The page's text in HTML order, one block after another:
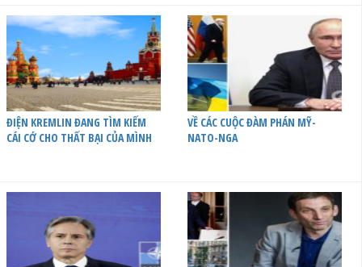
ĐIỆN KREMLIN ĐANG TÌM KIẾM
CÁI CỚ CHO THẤT BẠI CỦA MÌNH
VỀ CÁC CUỘC ĐÀM PHÁN MỸ-
NATO-NGA